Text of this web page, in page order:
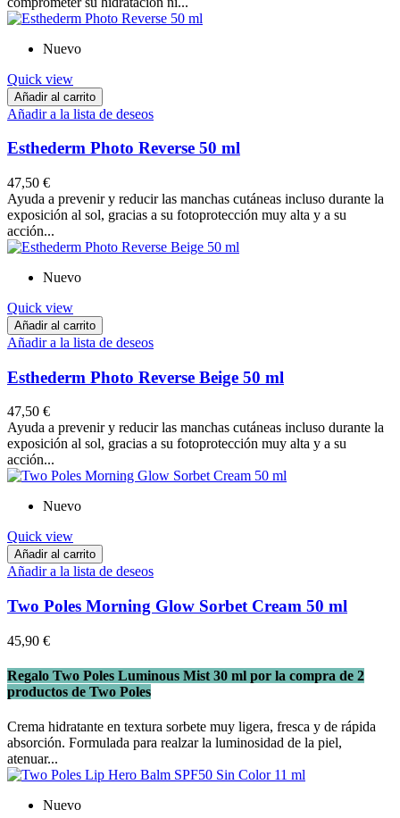
Nuevo
Quick view
Añadir al carrito
Añadir a la lista de deseos
Esthederm Photo Reverse 50 ml
47,50 €
Ayuda a prevenir y reducir las manchas cutáneas incluso durante la
exposición al sol, gracias a su fotoprotección muy alta y a su
acción...
Nuevo
Quick view
Añadir al carrito
Añadir a la lista de deseos
Esthederm Photo Reverse Beige 50 ml
47,50 €
Ayuda a prevenir y reducir las manchas cutáneas incluso durante la
exposición al sol, gracias a su fotoprotección muy alta y a su
acción...
Nuevo
Quick view
Añadir al carrito
Añadir a la lista de deseos
Two Poles Morning Glow Sorbet Cream 50 ml
45,90 €
Regalo Two Poles Luminous Mist 30 ml por la compra de 2
productos de Two Poles
Crema hidratante en textura sorbete muy ligera, fresca y de rápida
absorción. Formulada para realzar la luminosidad de la piel,
atenuar...
Nuevo